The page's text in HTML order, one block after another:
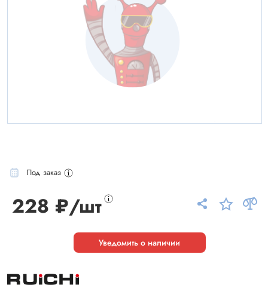
Под заказ
228 ₽/шт
Уведомить о наличии